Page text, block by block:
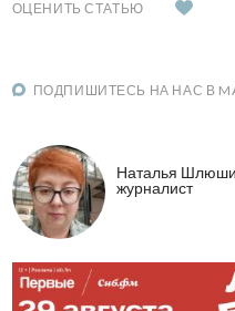
ОЦЕНИТЬ СТАТЬЮ
ПОДПИШИТЕСЬ НА НАС В
Наталья
журналист